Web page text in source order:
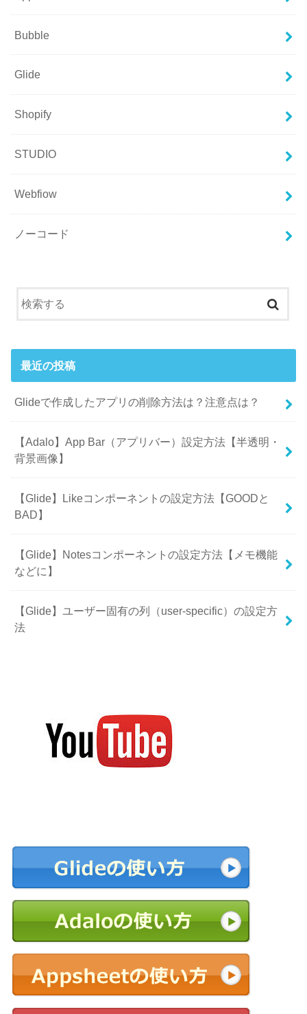
Bubble
Glide
Shopify
STUDIO
Webfiow
ノーコード
最近の投稿
Glideで作成したアプリの削除方法は？注意点は？
【Adalo】App Bar（アプリバー）設定方法【半透明・
背景画像】
【Glide】Likeコンポーネントの設定方法【GOODと
BAD】
【Glide】Notesコンポーネントの設定方法【メモ機能
などに】
【Glide】ユーザー固有の列（user-specific）の設定方
法